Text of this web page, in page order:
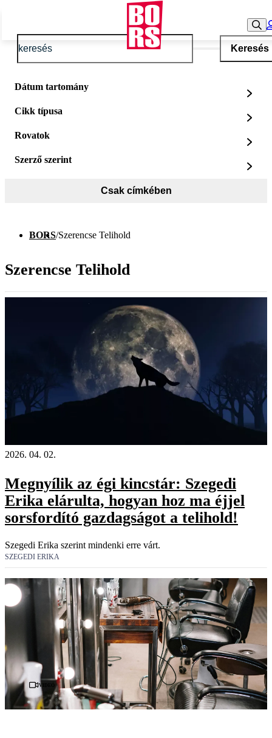
Keresés
Dátum tartomány
Cikk típusa
Rovatok
Szerző szerint
Csak címkében
BORS/Szerencse Telihold
Szerencse Telihold
2026. 04. 02.
Megnyílik az égi kincstár: Szegedi
Erika elárulta, hogyan hoz ma éjjel
sorsfordító gazdagságot a telihold!
Szegedi Erika szerint mindenki erre várt.
SZEGEDI ERIKA
Videó